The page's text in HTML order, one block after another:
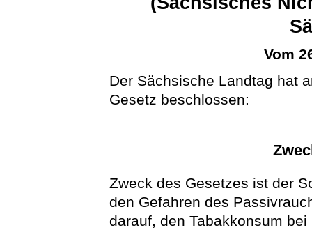
Vom
Der Sächsische Landtag hat
Gesetz beschlossen:
Zweck des Gesetzes ist der
den Gefahren des
darauf, den Tabakkonsum